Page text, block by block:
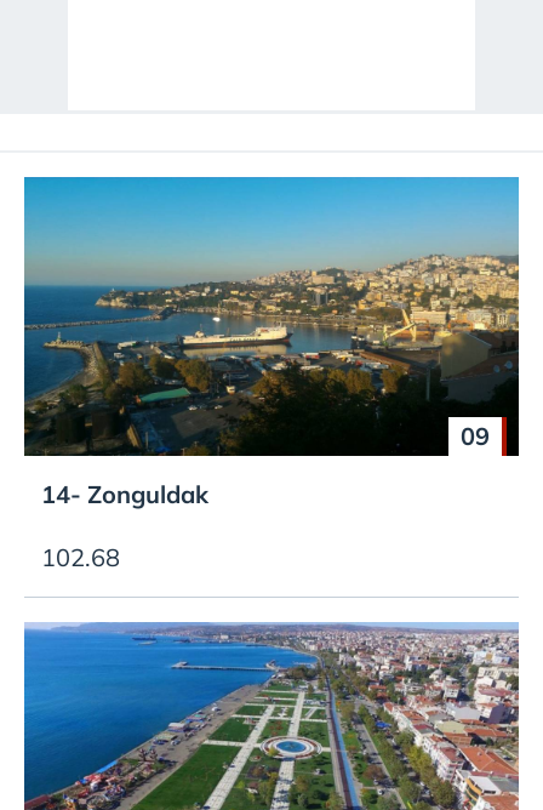
09
14- Zonguldak
102.68